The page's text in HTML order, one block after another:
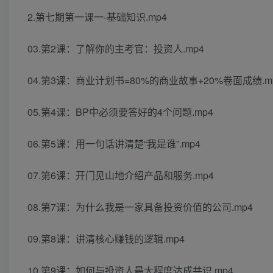
2.第七期第一课一-基础知识.mp4
03.第2课：了解你的主考官：投资人.mp4
04.第3课：商业计划书=80%的商业故事+20%卷面成绩
05.第4课：BP中必须要答好的4个问题.mp4
06.第5课：用一句话讲清楚“我是谁”.mp4
07.第6课：开门见山地介绍产品和服务.mp4
08.第7课：为什么我是一家具备投资价值的公司.mp4
09.第8课：讲清核心赚钱的逻辑.mp4